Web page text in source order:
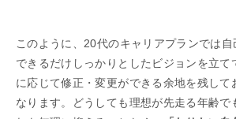
このように、20代のキャリアプランでは
できるだけしっかりとしたビジョンを立て
に応じて修正・変更ができる余地を残して
なります。どうしても理想が先走る年齢で